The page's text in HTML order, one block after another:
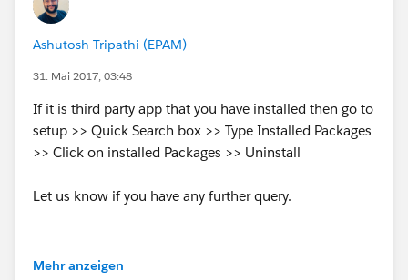
Ashutosh Tripathi (EPAM)
31. Mai 2017, 03:48
If it is third party app that you have installed then go to
setup >> Quick Search box >> Type Installed Packages
>> Click on installed Packages >> Uninstall
Let us know if you have any further query.
Mehr anzeigen